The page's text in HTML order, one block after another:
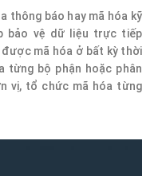
thông báo hay mã hóa kỹ
bảo vệ dữ liệu trực tiếp
mã hóa ở bất kỳ thời
từng bộ phận hoặc phân
vị, tổ chức mã hóa từng